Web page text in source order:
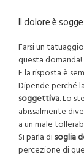
Il dolore è
Farsi un tatuaggio
questa domanda!
E la risposta è
Dipende perché la
soggettiva. Lo
abissalmente
a un male
Si parla disoglia
percezione di